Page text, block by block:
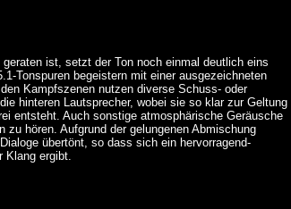
geraten ist, setzt der Ton noch einmal deutlich eins
Tonspuren begeistern mit einer ausgezeichneten
Kampfszenen nutzen diverse Schuss- oder
hinteren Lautsprecher, wobei sie so klar zur Geltung
entsteht. Auch sonstige atmosphärische Geräusche
zu hören. Aufgrund der gelungenen Abmischung
übertönt, so dass sich ein hervorragend-
Klang ergibt.